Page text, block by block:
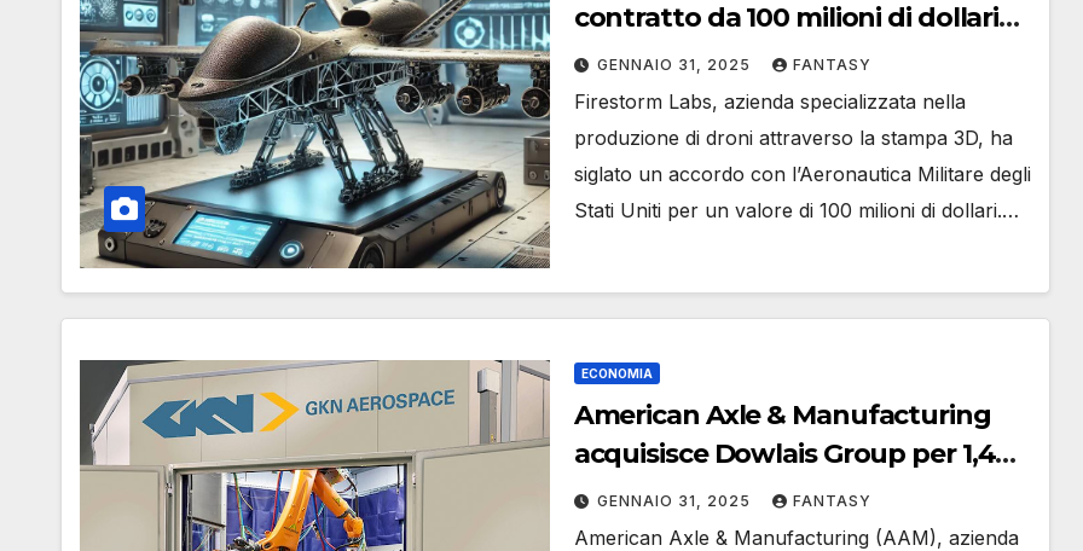
contratto da 100 milioni di dollari
con l’Air Force per potenziare i
droni stampati in 3D
GENNAIO 31, 2025 FANTASY
Firestorm Labs, azienda specializzata nella
produzione di droni attraverso la stampa 3D, ha
siglato un accordo con l’Aeronautica Militare degli
Stati Uniti per un valore di 100 milioni di dollari.…
ECONOMIA
American Axle & Manufacturing
acquisisce Dowlais Group per 1,44
miliardi di dollari
GENNAIO 31, 2025 FANTASY
American Axle & Manufacturing (AAM), azienda